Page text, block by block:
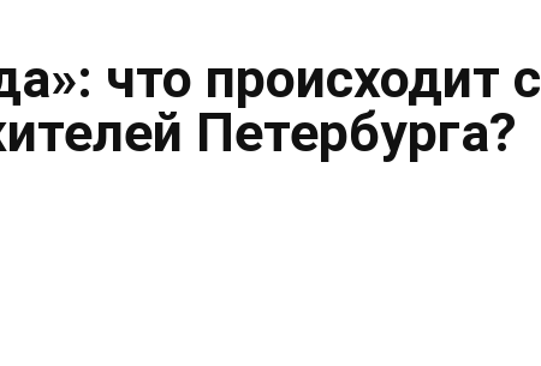
что происходит с
Петербурга?